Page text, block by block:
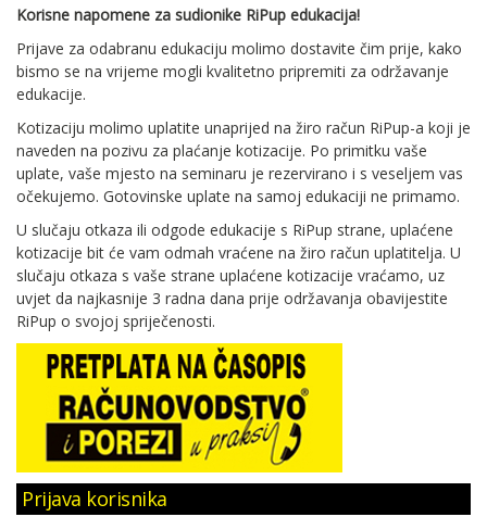
Korisne napomene za sudionike RiPup edukacija!
Prijave za odabranu edukaciju molimo dostavite čim prije, kako
bismo se na vrijeme mogli kvalitetno pripremiti za održavanje
edukacije.
Kotizaciju molimo uplatite unaprijed na žiro račun RiPup-a koji je
naveden na pozivu za plaćanje kotizacije. Po primitku vaše
uplate, vaše mjesto na seminaru je rezervirano i s veseljem vas
očekujemo. Gotovinske uplate na samoj edukaciji ne primamo.
U slučaju otkaza ili odgode edukacije s RiPup strane, uplaćene
kotizacije bit će vam odmah vraćene na žiro račun uplatitelja. U
slučaju otkaza s vaše strane uplaćene kotizacije vraćamo, uz
uvjet da najkasnije 3 radna dana prije održavanja obavijestite
RiPup o svojoj spriječenosti.
Prijava korisnika